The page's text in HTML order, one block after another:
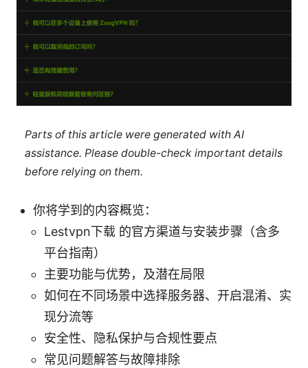
Parts of this article were generated with AI
assistance. Please double-check important details
before relying on them.
你将学到的内容概览：
Lestvpn下载 的官方渠道与安装步骤（含多
平台指南）
主要功能与优势，及潜在局限
如何在不同场景中选择服务器、开启混淆、实
现分流等
安全性、隐私保护与合规性要点
常见问题解答与故障排除